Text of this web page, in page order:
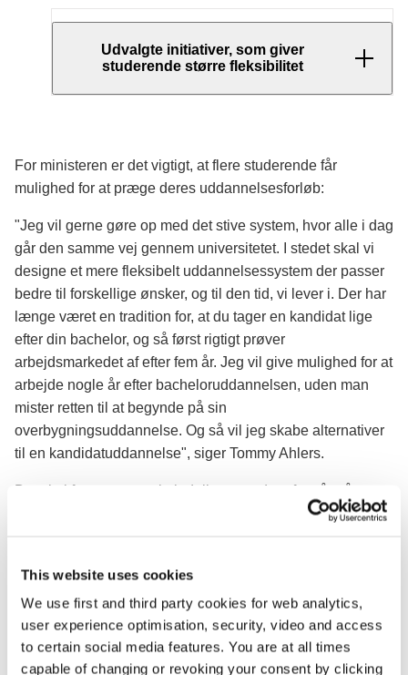
This website uses cookies
We use first and third party cookies for web analytics,
user experience optimisation, security, video and access
to certain social media features. You are at all times
capable of changing or revoking your consent by clicking
Udvalgte initiativer, som giver
studerende større fleksibilitet
mellem sin bachelor- og
kandidatuddannelse, inden man
til sin kandidat.
Erhvervskandidatordningen skal udvides,
så flere kandidatuddannelser kan tages på
deltid ved siden af et fuldtidsjob.
Der skal være mulighed for at tage en 1-årig
master efter bacheloruddannelsen i stedet
for den almindelige toårige
kandidatuddannelse.
Der skal også være bacheloruddannelser,
der favner bredere, end mange gør i dag.
Og så skal antallet af bachelor- og
kandidatuddannelser gennemgås, så det
bevæge sig ind på andre fagområder på
For ministeren er det vigtigt, at flere studerende får
mulighed for at præge deres uddannelsesforløb:
"Jeg vil gerne gøre op med det stive system, hvor alle i dag
går den samme vej gennem universitetet. I stedet skal vi
designe et mere fleksibelt uddannelsessystem der passer
bedre til forskellige ønsker, og til den tid, vi lever i. Der har
længe været en tradition for, at du tager en kandidat lige
efter din bachelor, og så først rigtigt prøver
arbejdsmarkedet af efter fem år. Jeg vil give mulighed for at
arbejde nogle år efter bacheloruddannelsen, uden man
mister retten til at begynde på sin
overbygningsuddannelse. Og så vil jeg skabe alternativer
til en kandidatuddannelse", siger Tommy Ahlers.
Det skal fortsat være almindeligt at studere fem år på
universitetet. Men regeringen vil give studerende flere
fortsætter direkte efter bacheloruddannelsen på grund af
det såkaldte retskrav. Og de fleste studerende fortsætter på
den kandidat, der er den direkte overbygning til deres
bachelor.